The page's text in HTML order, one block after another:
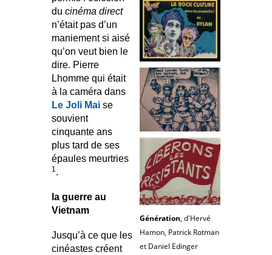
du cinéma direct
n’était pas d’un
maniement si aisé
qu’on veut bien le
dire. Pierre
Lhomme qui était
à la caméra dans
Le Joli Mai se
souvient
cinquante ans
plus tard de ses
épaules meurtries
1.
la guerre au
Vietnam
Jusqu’à ce que les
cinéastes créent
Génération, d'Hervé
Hamon, Patrick Rotman
et Daniel Edinger